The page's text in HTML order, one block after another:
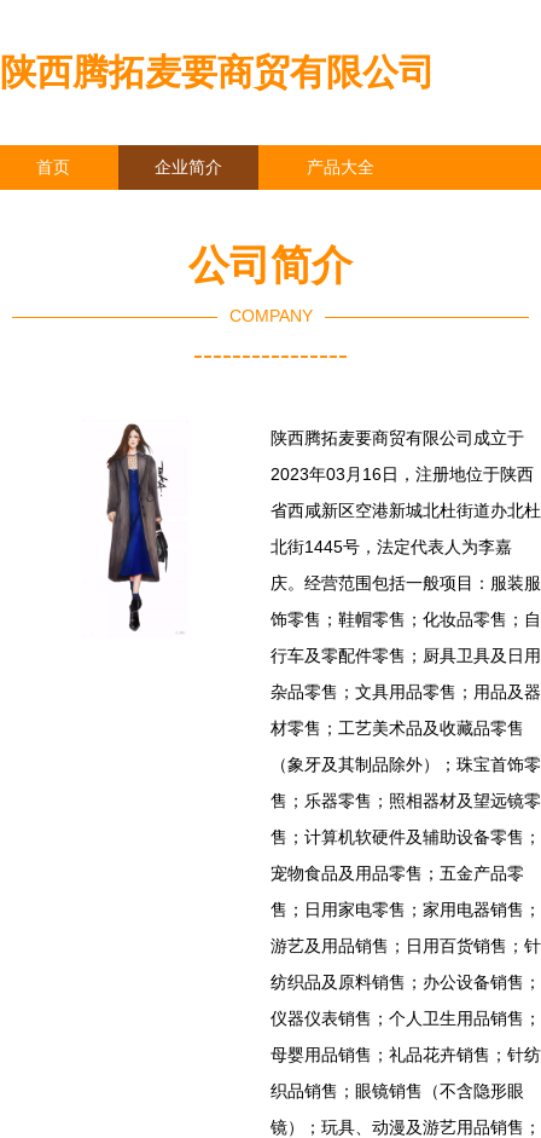
陕西腾拓麦要商贸有限公司
首页 企业简介 产品大全
公司简介
COMPANY
----------------
陕西腾拓麦要商贸有限公司成立于
2023年03月16日，注册地位于陕西
省西咸新区空港新城北杜街道办北杜
北街1445号，法定代表人为李嘉
庆。经营范围包括一般项目：服装服
饰零售；鞋帽零售；化妆品零售；自
行车及零配件零售；厨具卫具及日用
杂品零售；文具用品零售；用品及器
材零售；工艺美术品及收藏品零售
（象牙及其制品除外）；珠宝首饰零
售；乐器零售；照相器材及望远镜零
售；计算机软硬件及辅助设备零售；
宠物食品及用品零售；五金产品零
售；日用家电零售；家用电器销售；
游艺及用品销售；日用百货销售；针
纺织品及原料销售；办公设备销售；
仪器仪表销售；个人卫生用品销售；
母婴用品销售；礼品花卉销售；针纺
织品销售；眼镜销售（不含隐形眼
镜）；玩具、动漫及游艺用品销售；